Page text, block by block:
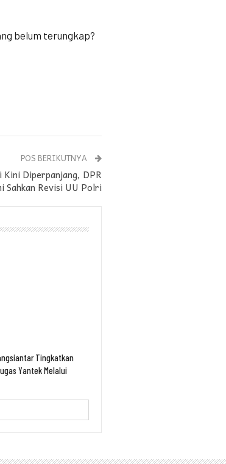
belum terungkap?
POS BERIKUTNYA
Diperpanjang, DPR
Sahkan Revisi UU Polri
Tingkatkan
Yantek Melalui